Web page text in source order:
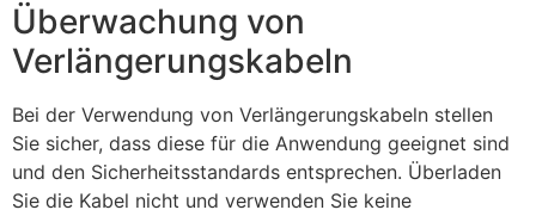
Überwachung von
Verlängerungskabeln
Bei der Verwendung von Verlängerungskabeln stellen
Sie sicher, dass diese für die Anwendung geeignet sind
und den Sicherheitsstandards entsprechen. Überladen
Sie die Kabel nicht und verwenden Sie keine